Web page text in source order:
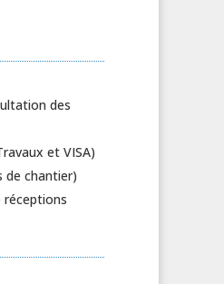
des
et VISA)
de chantier)
réceptions